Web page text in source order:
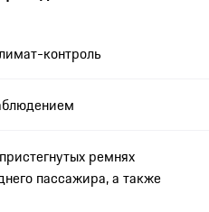
контроль
ремнях
пассажира, а также